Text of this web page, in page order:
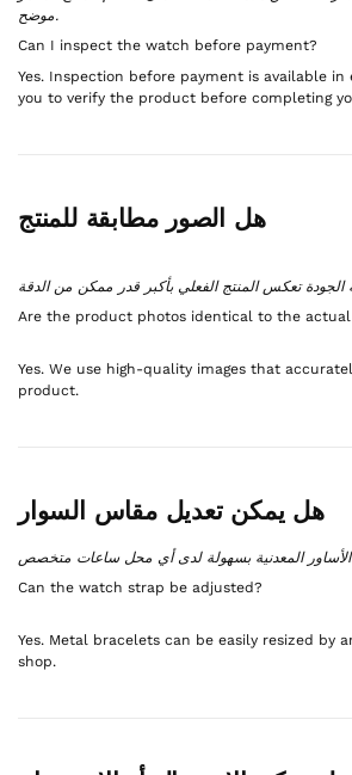
موضح.
Can I inspect the watch before payment?
Yes. Inspection before payment is available in
you to verify the product before completing
هل الصور مطابقة للمنتج
Are the product photos identical to the
Yes. We use high-quality images that
product.
هل يمكن تعديل مقاس السوار
Can the watch strap be adjusted?
Yes. Metal bracelets can be easily resized by
shop.